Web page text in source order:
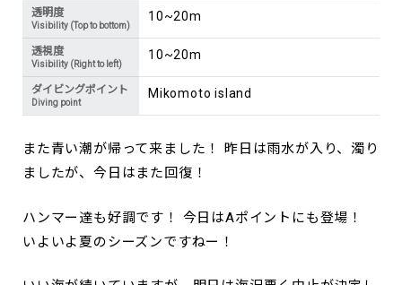
透明度
Visibility (Top to bottom)
10~20m
透視度
Visibility (Right to left)
10~20m
ダイビングポイント
Diving point
Mikomoto island
また青い潮が帰って来ました！ 昨日は雨水が入り、濁り
ましたが、今日はまた回復！
ハンマー達も好調です！ 今日はAポイントにも登場！
いよいよ夏のシーズンですねー！